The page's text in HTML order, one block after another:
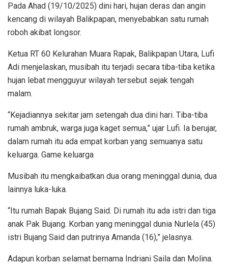
Pada Ahad (19/10/2025) dini hari, hujan deras dan angin
kencang di wilayah Balikpapan, menyebabkan satu rumah
roboh akibat longsor.
Ketua RT 60 Kelurahan Muara Rapak, Balikpapan Utara, Lufi
Adi menjelaskan, musibah itu terjadi secara tiba-tiba ketika
hujan lebat mengguyur wilayah tersebut sejak tengah
malam.
“Kejadiannya sekitar jam setengah dua dini hari. Tiba-tiba
rumah ambruk, warga juga kaget semua,” ujar Lufi. Ia berujar,
dalam rumah itu ada empat korban yang semuanya satu
keluarga. Game keluarga
Musibah itu mengkaibatkan dua orang meninggal dunia, dua
lainnya luka-luka.
“Itu rumah Bapak Bujang Said. Di rumah itu ada istri dan tiga
anak Pak Bujang. Korban yang meninggal dunia Nurlela (45)
istri Bujang Said dan putrinya Amanda (16),” jelasnya.
Adapun korban selamat bernama Indriani Saila dan Molina.